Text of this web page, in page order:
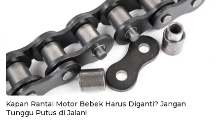
Kapan Rantai Motor Bebek Harus Diganti? Jangan
Tunggu Putus di Jalan!